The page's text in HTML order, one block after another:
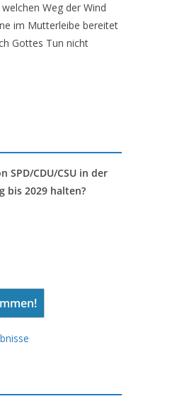
Weg der Wind
im Mutterleibe bereitet
Gottes Tun nicht
SPD/CDU/CSU in der
bis 2029 halten?